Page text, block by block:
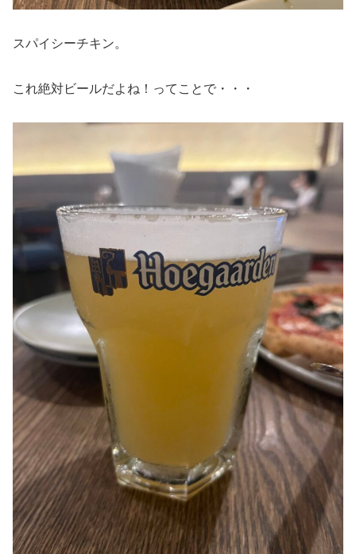
スパイシーチキン。
これ絶対ビールだよね！ってことで・・・